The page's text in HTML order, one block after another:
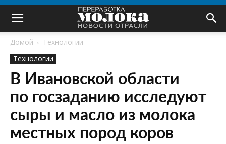
Домой
Технологии
Технологии
В Ивановской области
по госзаданию исследуют
сыры и масло из молока
местных пород коров